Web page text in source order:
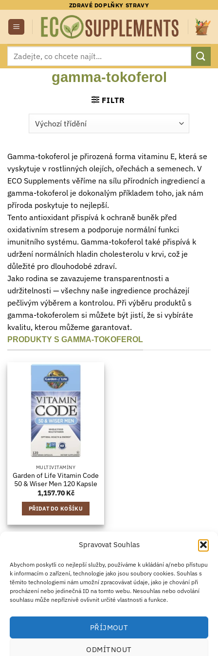
Spravovat Souhlas
Abychom poskytli co nejlepší služby, používáme k ukládání a/nebo přístupu
k informacím o zařízení, technologie jako jsou soubory cookies. Souhlas s
těmito technologiemi nám umožní zpracovávat údaje, jako je chování při
procházení nebo jedinečná ID na tomto webu. Nesouhlas nebo odvolání
souhlasu může nepříznivě ovlivnit určité vlastnosti a funkce.
PŘÍJMOUT
ODMÍTNOUT
obsah
ZDRAVÉ DOPLŇKY STRAVY
Hledat:
gamma-tokoferol
FILTR
Gamma-tokoferol je přirozená forma vitaminu E, která se
vyskytuje v rostlinných olejích, ořechách a semenech. V
ECO Supplements věříme na sílu přírodních ingrediencí a
gamma-tokoferol je dokonalým příkladem toho, jak nám
příroda poskytuje to nejlepší.
Tento antioxidant přispívá k ochraně buněk před
oxidativním stresem a podporuje normální funkci
imunitního systému. Gamma-tokoferol také přispívá k
udržení normálních hladin cholesterolu v krvi, což je
důležité pro dlouhodobé zdraví.
Jako rodina se zavazujeme transparentnosti a
udržitelnosti — všechny naše ingredience procházejí
pečlivým výběrem a kontrolou. Při výběru produktů s
gamma-tokoferolem si můžete být jistí, že si vybíráte
kvalitu, kterou můžeme garantovat.
PRODUKTY S GAMMA-TOKOFEROL
MULTIVITAMÍNY
Garden of Life Vitamin Code
50 & Wiser Men 120 Kapsle
1,157.70 Kč
PŘIDAT DO KOŠÍKU
Credit
Card
2
Klarna
Apple
Pay
Google
Pay
PayPal
ZÁSADY DOPRAVY
ZÁSADY VRÁCENÍ ZBOŽÍ
OBCHODNÍ PODMÍNKY
KONTAKT O NÁS B2B
IMPRINT
OMEZENÍ ODPOVĚDNOSTI
ZÁSADY COOKIES
Antim I Street, No. 14, fl. 2, law office, 1303 Sofia, Bulharsko
· Email:support@ecosupplements.eu